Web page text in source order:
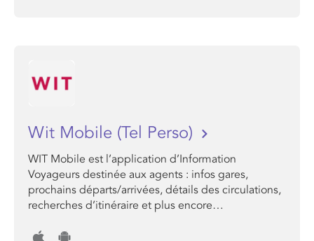
Wit Mobile (Tel Perso)
WIT Mobile est l’application d’Information
Voyageurs destinée aux agents : infos gares,
prochains départs/arrivées, détails des circulations,
recherches d’itinéraire et plus encore…